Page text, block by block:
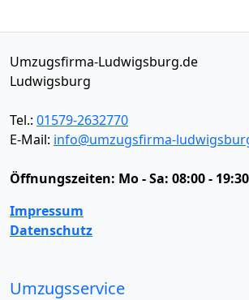
Umzugsfirma-Ludwigsburg.de
Ludwigsburg
Tel.: 01579-2632770
E-Mail: info@umzugsfirma-
Öffnungszeiten: Mo - Sa: 08:00 -
Impressum
Datenschutz
Umzugsservice